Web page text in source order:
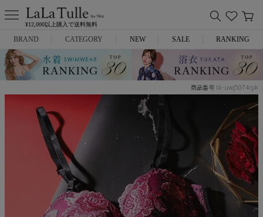
¥12,000以上購入で送料無料
BRAND
Anella
ROBE de FLEURS
CATEGORY
ミニドレス
ロングドレス
キャバヒール
NEW SALE RANKING
商品番号 tk-uwj5074rpk